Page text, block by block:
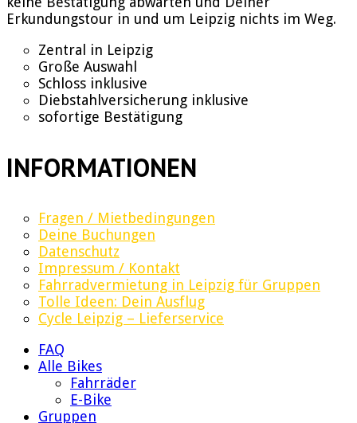
Erkundungstour in und um Leipzig nichts im Weg.
Zentral in Leipzig
Große Auswahl
Schloss inklusive
Diebstahlversicherung inklusive
sofortige Bestätigung
INFORMATIONEN
Fragen / Mietbedingungen
Deine Buchungen
Datenschutz
Impressum / Kontakt
Fahrradvermietung in Leipzig für Gruppen
Tolle Ideen: Dein Ausflug
Cycle Leipzig – Lieferservice
FAQ
Alle Bikes
Fahrräder
E-Bike
Gruppen